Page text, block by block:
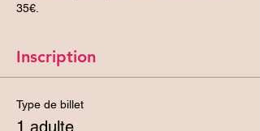
35€.
Inscription
Type de billet
1 adulte